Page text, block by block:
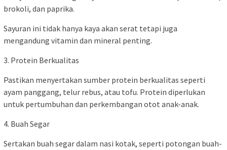
brokoli, dan paprika.
Sayuran ini tidak hanya kaya akan serat tetapi juga
mengandung vitamin dan mineral penting.
3. Protein Berkualitas
Pastikan menyertakan sumber protein berkualitas seperti
ayam panggang, telur rebus, atau tofu. Protein diperlukan
untuk pertumbuhan dan perkembangan otot anak-anak.
4. Buah Segar
Sertakan buah segar dalam nasi kotak, seperti potongan buah-